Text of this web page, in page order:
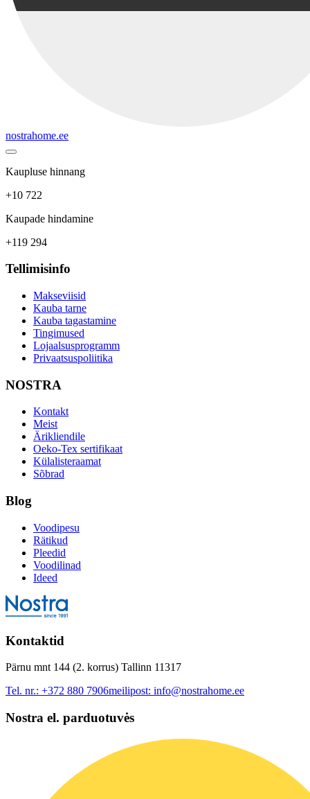
nostrahome.ee
Kaupluse hinnang
+10 722
Kaupade hindamine
+119 294
Tellimisinfo
Makseviisid
Kauba tarne
Kauba tagastamine
Tingimused
Lojaalsusprogramm
Privaatsuspoliitika
NOSTRA
Kontakt
Meist
Ärikliendile
Oeko-Tex sertifikaat
Külalisteraamat
Sõbrad
Blog
Voodipesu
Rätikud
Pleedid
Voodilinad
Ideed
Kontaktid
Pärnu mnt 144 (2. korrus) Tallinn 11317
Tel. nr.: +372 880 7906meilipost: info@nostrahome.ee
Nostra el. parduotuvės